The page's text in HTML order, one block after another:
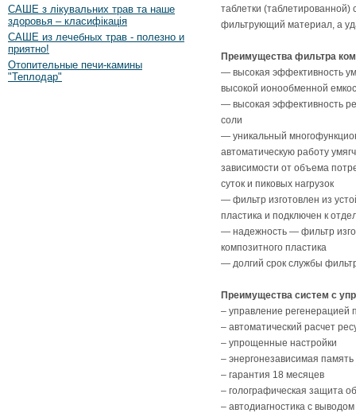
САШЕ з лікувальних трав та наше
здоровья – класифікація
САШЕ из лечебных трав - полезно и
приятно!
Отопительные печи-камины
"Теплодар"
таблетки (таблетированной)
фильтрующий материал, а
Преимущества фильтра
— высокая эффективность
высокой ионообменной
— высокая эффективность
соли
— уникальный
автоматическую работу
зависимости от объема
суток и пиковых нагрузок
— фильтр изготовлен из
пластика и подключен к
— надежность — фильтр
композитного пластика
— долгий срок службы
Преимущества систем с
– управление регенерацией
– автоматический расчет
– упрощенные настройки
– энергонезависимая память
– гарантия 18 месяцев
– голографическая защита
– автодиагностика с